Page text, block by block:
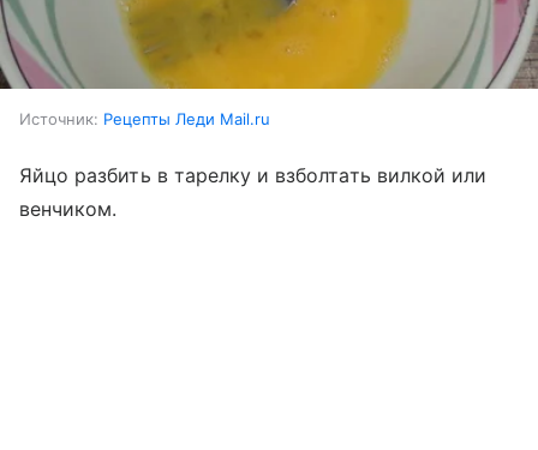
Источник: Рецепты Леди Mail.ru
Яйцо разбить в тарелку и взболтать вилкой или
венчиком.